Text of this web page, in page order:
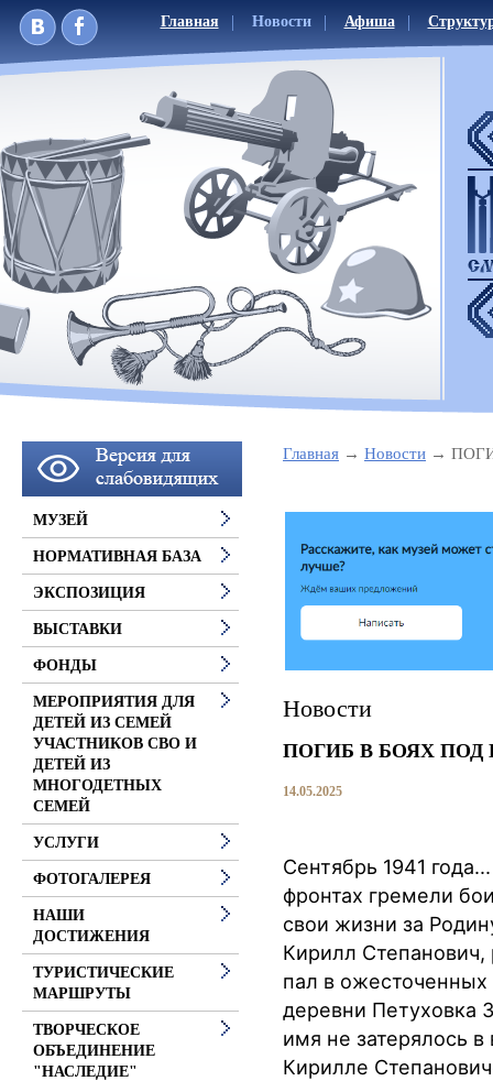
Главная Новости Афиша
Главная Новости
Новости
ПОГИБ В БОЯХ ПОД
14.05.2025
Сентябрь 1941
фронтах гремели
свои жизни за
Кирилл Степанович,
пал в
деревни Петуховка
имя не затерялось
Кирилле
МУЗЕЙ
НОРМАТИВНАЯ БАЗА
ЭКСПОЗИЦИЯ
ВЫСТАВКИ
ФОНДЫ
МЕРОПРИЯТИЯ ДЛЯ
ДЕТЕЙ ИЗ СЕМЕЙ
УЧАСТНИКОВ СВО И
ДЕТЕЙ ИЗ
МНОГОДЕТНЫХ
СЕМЕЙ
УСЛУГИ
ФОТОГАЛЕРЕЯ
НАШИ
ДОСТИЖЕНИЯ
ТУРИСТИЧЕСКИЕ
МАРШРУТЫ
ТВОРЧЕСКОЕ
ОБЪЕДИНЕНИЕ
"НАСЛЕДИЕ"